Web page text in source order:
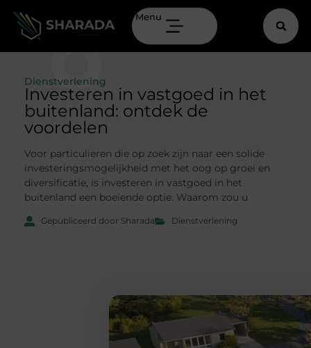
Menu
Dienstverlening
Investeren in vastgoed in het
buitenland: ontdek de
voordelen
Voor particulieren die op zoek zijn naar een solide
investeringsmogelijkheid met het oog op groei en
diversificatie, is investeren in vastgoed in het
buitenland een boeiende optie. Waarom zou u
Gepubliceerd door Sharada Dienstverlening